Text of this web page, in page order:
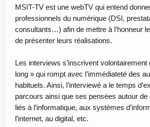
MSIT-TV est une webTV qui entend
professionnels du numérique (DSI,
consultants…) afin de mettre à l’honneur
de présenter leurs réalisations.
Les interviews s’inscrivent volontairement
long » qui rompt avec l’immédiateté des
habituels. Ainsi, l’interviewé a le temps
parcours ainsi que ses pensées autour de
liés à l’informatique, aux systèmes
l’internet, au digital, etc.